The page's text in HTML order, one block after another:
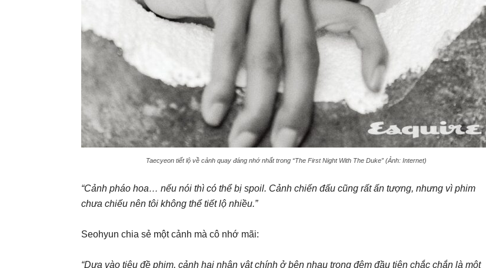
Taecyeon tiết lộ về cảnh quay đáng nhớ nhất trong “The First Night With The Duke” (Ảnh: Internet)
“Cảnh pháo hoa… nếu nói thì có thể bị spoil. Cảnh chiến đấu cũng rất ấn tượng, nhưng vì phim
chưa chiếu nên tôi không thể tiết lộ nhiều.”
Seohyun chia sẻ một cảnh mà cô nhớ mãi:
“Dựa vào tiêu đề phim, cảnh hai nhân vật chính ở bên nhau trong đêm đầu tiên chắc chắn là một